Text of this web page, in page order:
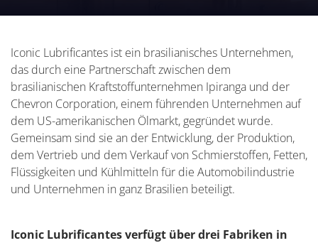
Iconic Lubrificantes ist ein brasilianisches Unternehmen,
das durch eine Partnerschaft zwischen dem
brasilianischen Kraftstoffunternehmen Ipiranga und der
Chevron Corporation, einem führenden Unternehmen auf
dem US-amerikanischen Ölmarkt, gegründet wurde.
Gemeinsam sind sie an der Entwicklung, der Produktion,
dem Vertrieb und dem Verkauf von Schmierstoffen, Fetten,
Flüssigkeiten und Kühlmitteln für die Automobilindustrie
und Unternehmen in ganz Brasilien beteiligt.
Iconic Lubrificantes verfügt über drei Fabriken in